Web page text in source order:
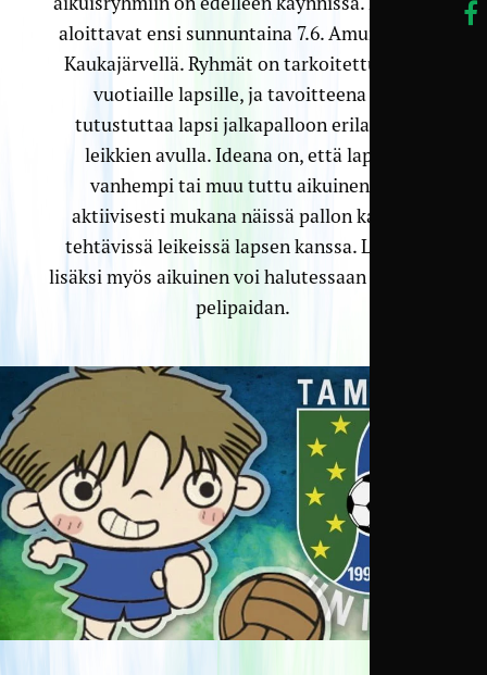
aloittavat ensi sunnuntaina 7.6. Amurissa ja
Kaukajärvellä. Ryhmät on tarkoitettu 3–5-
vuotiaille lapsille, ja tavoitteena on
tutustuttaa lapsi jalkapalloon erilaisten
leikkien avulla. Ideana on, että lapsen
vanhempi tai muu tuttu aikuinen on
aktiivisesti mukana näissä pallon kanssa
tehtävissä leikeissä lapsen kanssa. Lapsen
lisäksi myös aikuinen voi halutessaan hankkia
pelipaidan.